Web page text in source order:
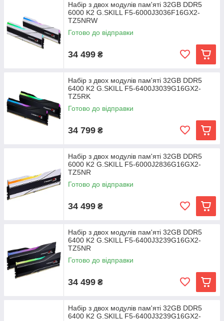
Набір з двох модулів пам'яті 32GB DDR5
6000 K2 G.SKILL F5-6000J3036F16GX2-
TZ5NRW
Готово до відправки
34 499 ₴
Набір з двох модулів пам'яті 32GB DDR5
6400 K2 G.SKILL F5-6400J3039G16GX2-
TZ5RK
Готово до відправки
34 799 ₴
Набір з двох модулів пам'яті 32GB DDR5
6000 K2 G.SKILL F5-6000J2836G16GX2-
TZ5NR
Готово до відправки
34 499 ₴
Набір з двох модулів пам'яті 32GB DDR5
6400 K2 G.SKILL F5-6400J3239G16GX2-
TZ5NR
Готово до відправки
34 499 ₴
Набір з двох модулів пам'яті 32GB DDR5
6400 K2 G.SKILL F5-6400J3239G16GX2-